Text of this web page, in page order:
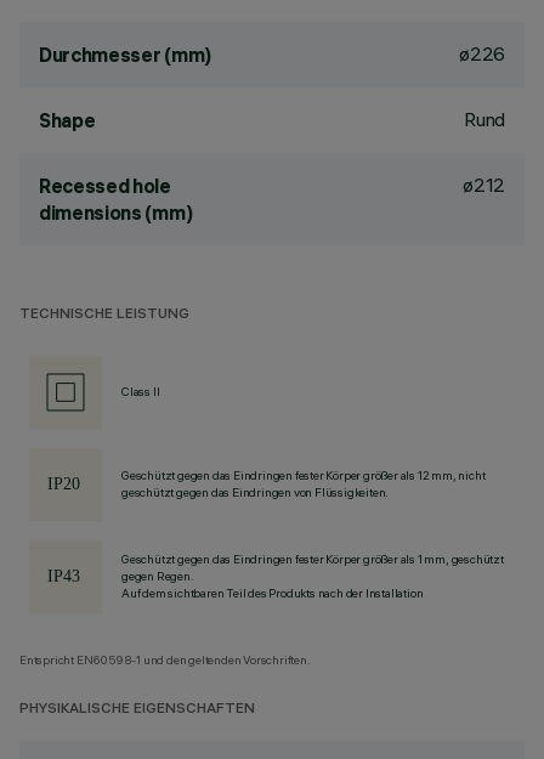
Durchmesser (mm) ø226
Shape Rund
Recessed hole
dimensions (mm)
ø212
TECHNISCHE LEISTUNG
Class II
Geschützt gegen das Eindringen fester Körper größer als 12 mm, nicht
geschützt gegen das Eindringen von Flüssigkeiten.
Geschützt gegen das Eindringen fester Körper größer als 1 mm, geschützt
gegen Regen.
Auf dem sichtbaren Teil des Produkts nach der Installation
Entspricht EN60598-1 und den geltenden Vorschriften.
PHYSIKALISCHE EIGENSCHAFTEN